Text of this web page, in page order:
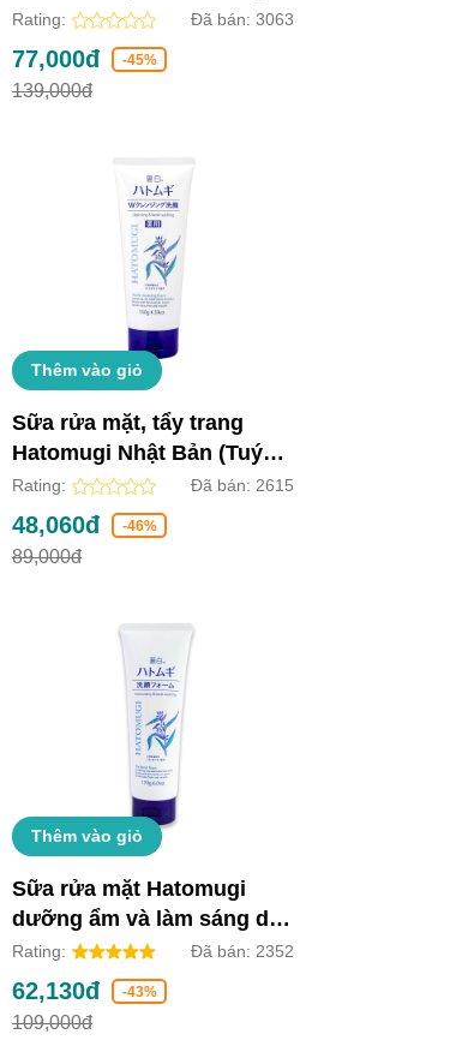
Nhật Bản (Chai 250ml)
Rating: Đã bán: 3063
77,000đ -45%
139,000đ
Thêm vào giỏ
Sữa rửa mặt, tẩy trang
Hatomugi Nhật Bản (Tuýp
130g)
Rating: Đã bán: 2615
48,060đ -46%
89,000đ
Thêm vào giỏ
Sữa rửa mặt Hatomugi
dưỡng ẩm và làm sáng da
(Tuýp 170g)
Rating: Đã bán: 2352
62,130đ -43%
109,000đ